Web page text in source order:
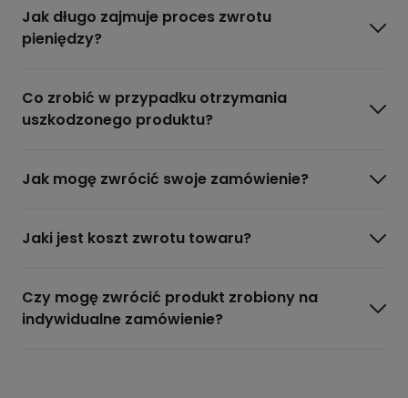
Jak długo zajmuje proces zwrotu
pieniędzy?
Co zrobić w przypadku otrzymania
uszkodzonego produktu?
Jak mogę zwrócić swoje zamówienie?
Jaki jest koszt zwrotu towaru?
Czy mogę zwrócić produkt zrobiony na
indywidualne zamówienie?